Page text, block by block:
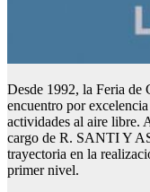
Desde 1992, la Feria de
encuentro por
actividades al aire libre.
cargo de R. SANTI Y
trayectoria en la
primer nivel.